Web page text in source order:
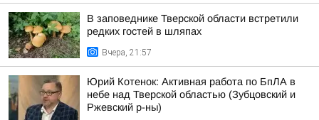
В заповеднике Тверской области встретили
редких гостей в шляпах
Вчера, 21:57
Юрий Котенок: Активная работа по БпЛА в
небе над Тверской областью (Зубцовский и
Ржевский р-ны)